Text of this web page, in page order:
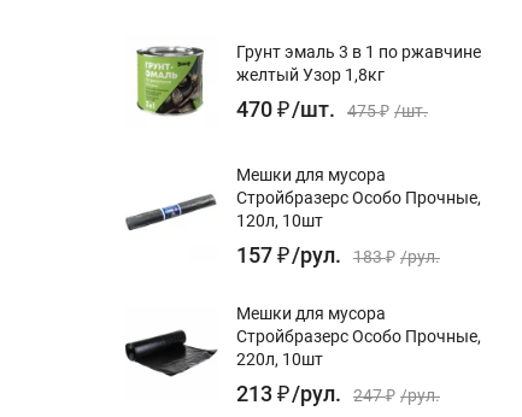
Грунт эмаль 3 в 1 по ржавчине
желтый Узор 1,8кг
470₽/шт. 475₽ /шт.
Мешки для мусора
Стройбразерс Особо Прочные,
120л, 10шт
157₽/рул. 183₽ /рул.
Мешки для мусора
Стройбразерс Особо Прочные,
220л, 10шт
213₽/рул. 247₽ /рул.